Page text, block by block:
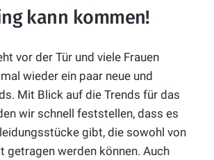
kann kommen!
vor der Tür und viele Frauen
wieder ein paar neue und
Mit Blick auf die Trends für das
wir schnell feststellen, dass es
gibt, die sowohl von
getragen werden können. Auch